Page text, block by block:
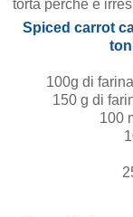
torta perché è
Spiced carrot
100g di
150 g di
100